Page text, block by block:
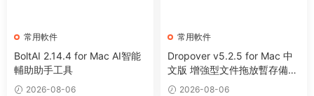
常用軟件
BoltAI 2.14.4 for Mac AI智能
輔助助手工具
2026-08-06
常用軟件
Dropover v5.2.5 for Mac 中
文版 增強型文件拖放暫存備用
整理工具
2026-08-06